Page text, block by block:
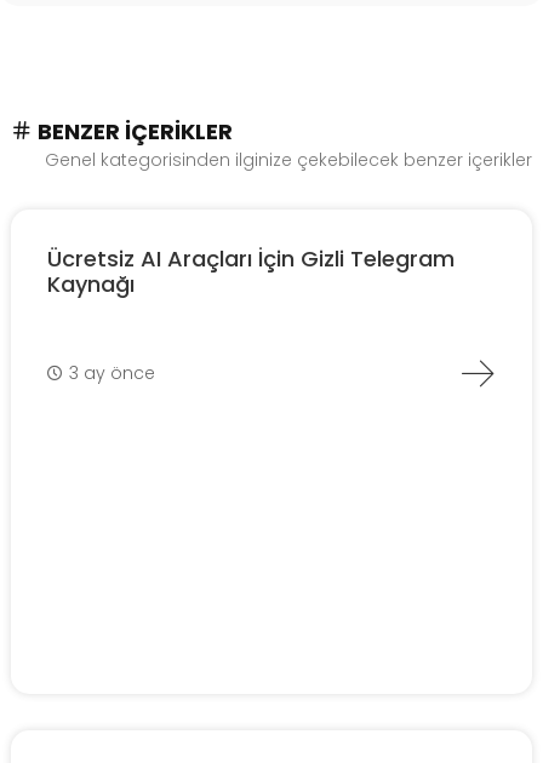
BENZER İÇERIKLER
Genel kategorisinden ilginize çekebilecek benzer içerikler
Ücretsiz AI Araçları İçin Gizli Telegram
Kaynağı
3 ay önce